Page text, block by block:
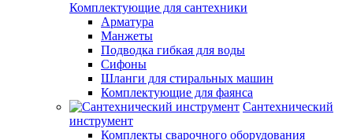
Комплектующие для сантехники
Арматура
Манжеты
Подводка гибкая для воды
Сифоны
Шланги для стиральных машин
Комплектующие для фаянса
Сантехнический
инструмент
Комплекты сварочного оборудования